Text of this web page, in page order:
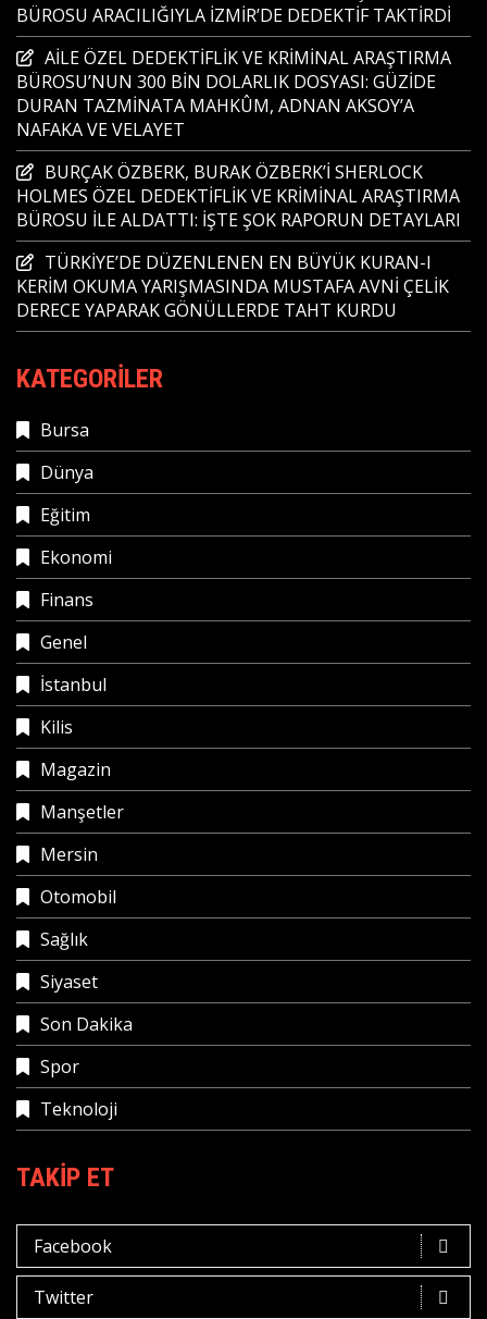
BÜROSU ARACILIĞIYLA İZMİR’DE DEDEKTİF TAKTİRDİ
AİLE ÖZEL DEDEKTİFLİK VE KRİMİNAL ARAŞTIRMA
BÜROSU’NUN 300 BİN DOLARLIK DOSYASI: GÜZİDE
DURAN TAZMİNATA MAHKÛM, ADNAN AKSOY’A
NAFAKA VE VELAYET
BURÇAK ÖZBERK, BURAK ÖZBERK’İ SHERLOCK
HOLMES ÖZEL DEDEKTİFLİK VE KRİMİNAL ARAŞTIRMA
BÜROSU İLE ALDATTI: İŞTE ŞOK RAPORUN DETAYLARI
TÜRKİYE’DE DÜZENLENEN EN BÜYÜK KURAN-I
KERİM OKUMA YARIŞMASINDA MUSTAFA AVNİ ÇELİK
DERECE YAPARAK GÖNÜLLERDE TAHT KURDU
KATEGORILER
Bursa
Dünya
Eğitim
Ekonomi
Finans
Genel
İstanbul
Kilis
Magazin
Manşetler
Mersin
Otomobil
Sağlık
Siyaset
Son Dakika
Spor
Teknoloji
TAKIP ET
Facebook
Twitter